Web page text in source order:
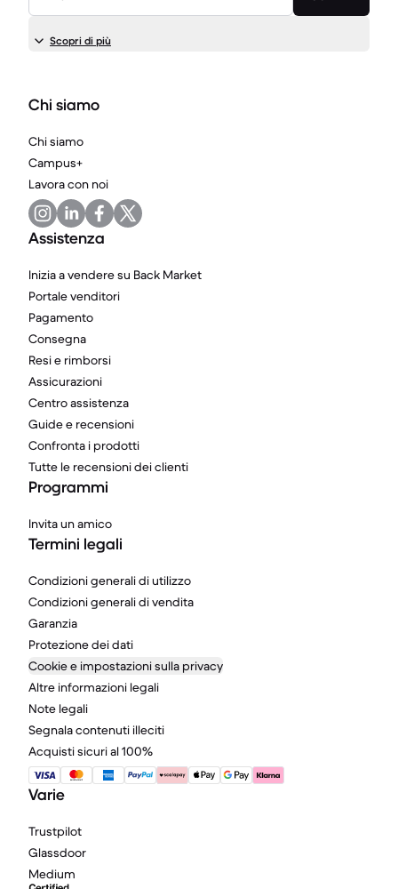
Scopri di più
Chi siamo
Chi siamo
Campus+
Lavora con noi
Assistenza
Inizia a vendere su Back Market
Portale venditori
Pagamento
Consegna
Resi e rimborsi
Assicurazioni
Centro assistenza
Guide e recensioni
Confronta i prodotti
Tutte le recensioni dei clienti
Programmi
Invita un amico
Termini legali
Condizioni generali di utilizzo
Condizioni generali di vendita
Garanzia
Protezione dei dati
Cookie e impostazioni sulla privacy
Altre informazioni legali
Note legali
Segnala contenuti illeciti
Acquisti sicuri al 100%
Varie
Trustpilot
Glassdoor
Medium